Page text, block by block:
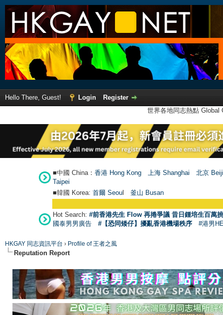
Hello There, Guest! Login
Register
世界各地同志熱點
■中國 China： 香港 Hong Kong 上海 Shanghai
北京
Taipei
■韓國 Korea: 首爾 Seoul 釜山 Busan
Hot Search: #前香港先生 Flow 再捲爭議 昔日鍾培生百萬
國泰男男廣告
#【恐同矮仔】擾亂香港機場秩序 #港男
HKGAY 同志資訊平台 › Profile of 王者之風
Reputation Report